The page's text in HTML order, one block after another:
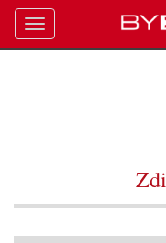
Toggle
navigation